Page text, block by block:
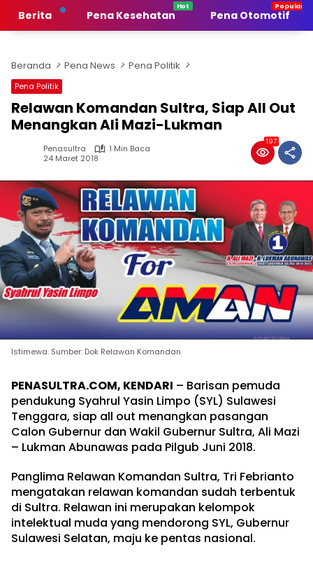
Berita Pena Kesehatan Pena Otomotif
Beranda Pena News Pena Politik
Pena Politik
Relawan Komandan Sultra, Siap All Out
Menangkan Ali Mazi-Lukman
Penasultra
1 Min Baca
24 Maret 2018
197
Istimewa. Sumber: Dok Relawan Komandan
PENASULTRA.COM, KENDARI – Barisan pemuda
pendukung Syahrul Yasin Limpo (SYL) Sulawesi
Tenggara, siap all out menangkan pasangan
Calon Gubernur dan Wakil Gubernur Sultra, Ali Mazi
– Lukman Abunawas pada Pilgub Juni 2018.
Panglima Relawan Komandan Sultra, Tri Febrianto
mengatakan relawan komandan sudah terbentuk
di Sultra. Relawan ini merupakan kelompok
intelektual muda yang mendorong SYL, Gubernur
Sulawesi Selatan, maju ke pentas nasional.